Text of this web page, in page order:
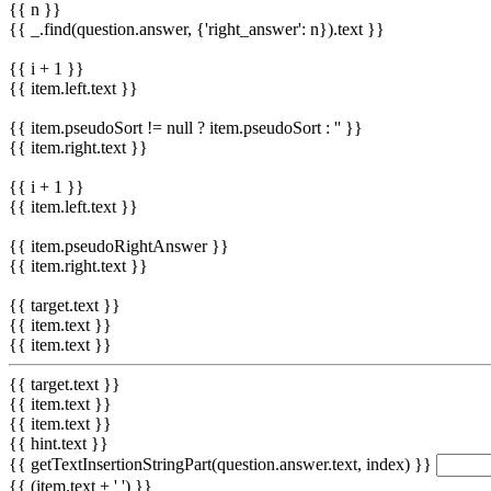
{{ n }}
{{ _.find(question.answer, {'right_answer': n}).text }}
{{ i + 1 }}
{{ item.left.text }}
{{ item.pseudoSort != null ? item.pseudoSort : '' }}
{{ item.right.text }}
{{ i + 1 }}
{{ item.left.text }}
{{ item.pseudoRightAnswer }}
{{ item.right.text }}
{{ target.text }}
{{ item.text }}
{{ item.text }}
{{ target.text }}
{{ item.text }}
{{ item.text }}
{{ hint.text }}
{{ getTextInsertionStringPart(question.answer.text, index) }}
{{ (item.text + ' ') }}